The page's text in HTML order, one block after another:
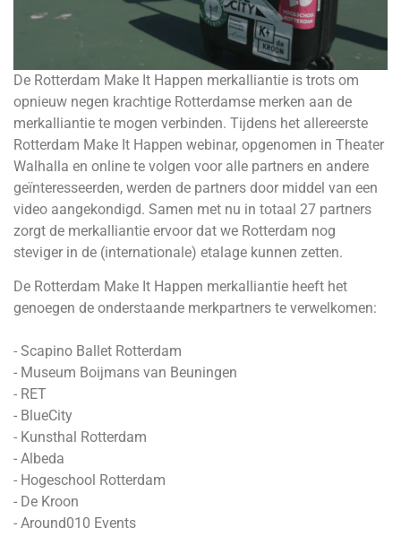
De Rotterdam Make It Happen merkalliantie is trots om
opnieuw negen krachtige Rotterdamse merken aan de
merkalliantie te mogen verbinden. Tijdens het allereerste
Rotterdam Make It Happen webinar, opgenomen in Theater
Walhalla en online te volgen voor alle partners en andere
geïnteresseerden, werden de partners door middel van een
video aangekondigd. Samen met nu in totaal 27 partners
zorgt de merkalliantie ervoor dat we Rotterdam nog
steviger in de (internationale) etalage kunnen zetten.
De Rotterdam Make It Happen merkalliantie heeft het
genoegen de onderstaande merkpartners te verwelkomen:
- Scapino Ballet Rotterdam
- Museum Boijmans van Beuningen
- RET
- BlueCity
- Kunsthal Rotterdam
- Albeda
- Hogeschool Rotterdam
- De Kroon
- Around010 Events